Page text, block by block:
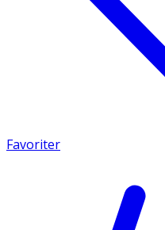
Favoriter